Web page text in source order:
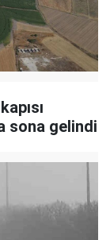
sona gelindi